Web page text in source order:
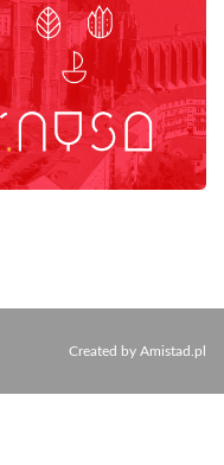
Created by Amistad.pl